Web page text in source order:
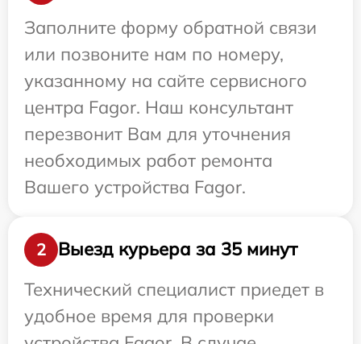
Заполните форму обратной связи
или позвоните нам по номеру,
указанному на сайте сервисного
центра Fagor. Наш консультант
перезвонит Вам для уточнения
необходимых работ ремонта
Вашего устройства Fagor.
2
Выезд курьера за 35 минут
Технический специалист приедет в
удобное время для проверки